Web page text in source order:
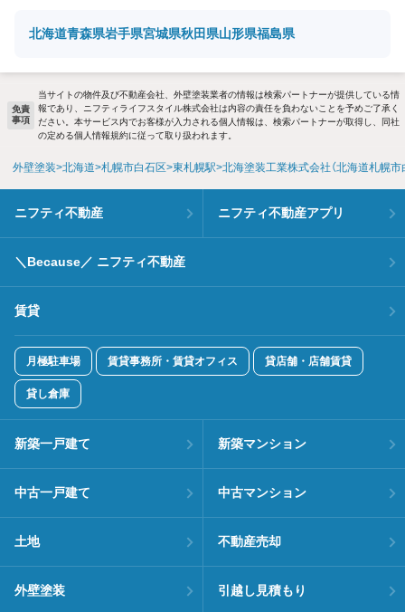
北海道青森県岩手県宮城県秋田県山形県福島県
免責
事項
当サイトの物件及び不動産会社、外壁塗装業者の情報は検索パートナーが提供している情
報であり、ニフティライフスタイル株式会社は内容の責任を負わないことを予めご了承く
ださい。本サービス内でお客様が入力される個人情報は、検索パートナーが取得し、同社
の定める個人情報規約に従って取り扱われます。
外壁塗装 北海道 札幌市白石区 東札幌駅 北海塗装工業株式会社（北海道札幌市
ニフティ不動産 ニフティ不動産アプリ
＼Because／ ニフティ不動産
賃貸
月極駐車場 賃貸事務所・賃貸オフィス 貸店舗・店舗賃貸
貸し倉庫
新築一戸建て 新築マンション
中古一戸建て 中古マンション
土地 不動産売却
外壁塗装 引越し見積もり